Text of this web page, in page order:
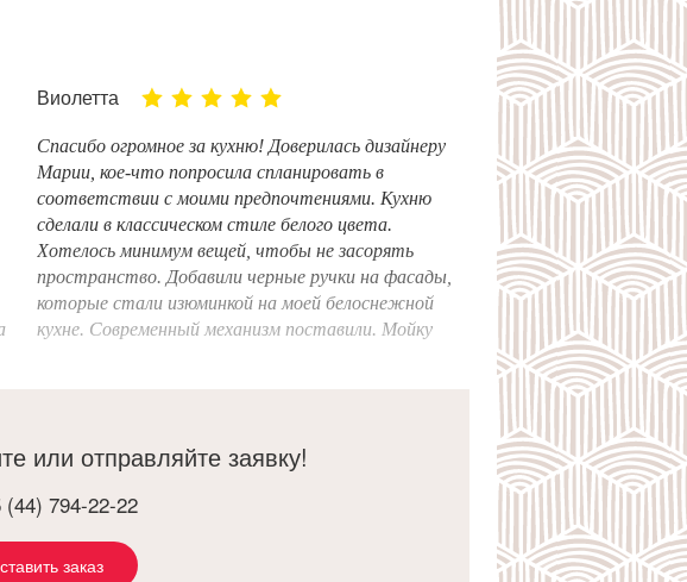
Виолетта
Спасибо огромное за кухню! Доверилась дизайнеру
Марии, кое-что попросила спланировать в
соответствии с моими предпочтениями. Кухню
сделали в классическом стиле белого цвета.
Хотелось минимум вещей, чтобы не засорять
пространство. Добавили черные ручки на фасады,
которые стали изюминкой на моей белоснежной
кухне. Современный механизм поставили. Мойку
или отправляйте заявку!
(44) 794-22-22
заказ